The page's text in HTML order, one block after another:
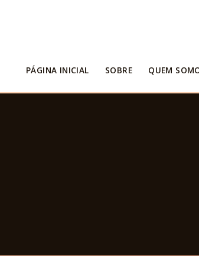
PÁGINA INICIAL SOBRE QUEM